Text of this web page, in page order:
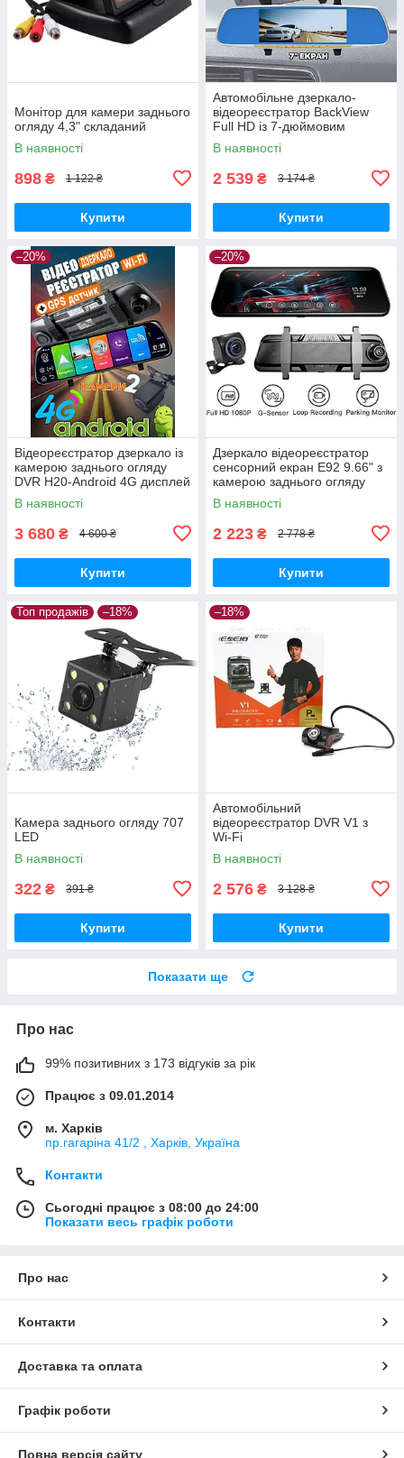
Монітор для камери заднього
огляду 4,3" складаний
В наявності
898 ₴ 1 122 ₴
Купити
Автомобільне дзеркало-
відеореєстратор BackView
Full HD із 7-дюймовим
дисплеєм, обладнане
передньою та задньою
В наявності
2 539 ₴ 3 174 ₴
Купити
–20%
Відеореєстратор дзеркало із
камерою заднього огляду
DVR H20-Android 4G дисплей
9.6" Wi-Fi
В наявності
3 680 ₴ 4 600 ₴
Купити
–20%
Дзеркало відеореєстратор
сенсорний екран Е92 9.66" з
камерою заднього огляду
В наявності
2 223 ₴ 2 778 ₴
Купити
Топ продажів –18%
Камера заднього огляду 707
LED
В наявності
322 ₴ 391 ₴
Купити
–18%
Автомобільний
відеореєстратор DVR V1 з
Wi-Fi
В наявності
2 576 ₴ 3 128 ₴
Купити
Показати ще
Про нас
99% позитивних з 173 відгуків за рік
Працює з 09.01.2014
м. Харків
пр.гагаріна 41/2 , Харків, Україна
Контакти
Сьогодні працює з 08:00 до 24:00
Показати весь графік роботи
Про нас
Контакти
Доставка та оплата
Графік роботи
Повна версія сайту